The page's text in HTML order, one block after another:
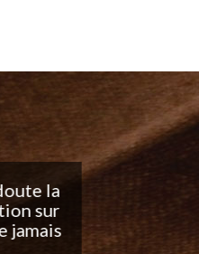
j'adore
Continuez
travail !